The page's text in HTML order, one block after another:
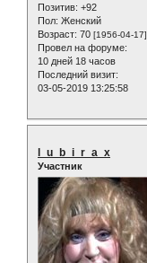
Позитив: +92
Пол: Женский
Возраст: 70 [1956-04-17]
Провел на форуме:
10 дней 18 часов
Последний визит:
03-05-2019 13:25:58
l_u_b_i_r_a_x
Участник